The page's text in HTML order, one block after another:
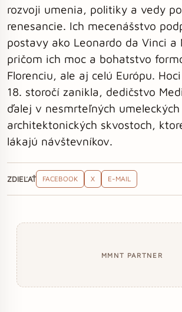
rozvoji umenia, politiky a vedy
renesancie. Ich mecenášstvo
postavy ako Leonardo da Vinci a
pričom ich moc a bohatstvo
Florenciu, ale aj celú Európu.
18. storočí zanikla, dedičstvo
ďalej v nesmrteľných umeleckých
architektonických skvostoch,
lákajú návštevníkov.
ZDIEĽAŤ FACEBOOK X E-MAIL
MMNT PARTNER